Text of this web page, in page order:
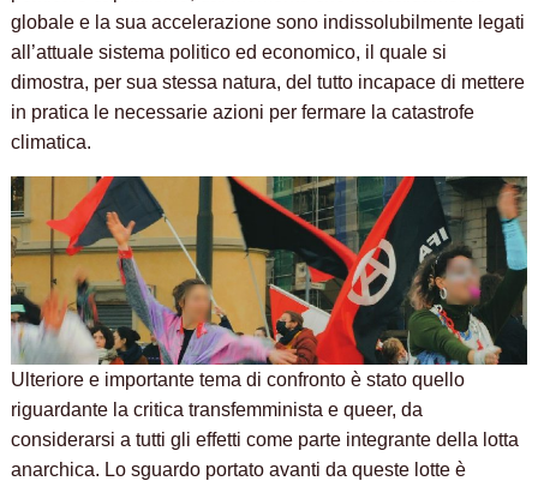
globale e la sua accelerazione sono indissolubilmente legati
all’attuale sistema politico ed economico, il quale si
dimostra, per sua stessa natura, del tutto incapace di mettere
in pratica le necessarie azioni per fermare la catastrofe
climatica.
Ulteriore e importante tema di confronto è stato quello
riguardante la critica transfemminista e queer, da
considerarsi a tutti gli effetti come parte integrante della lotta
anarchica. Lo sguardo portato avanti da queste lotte è